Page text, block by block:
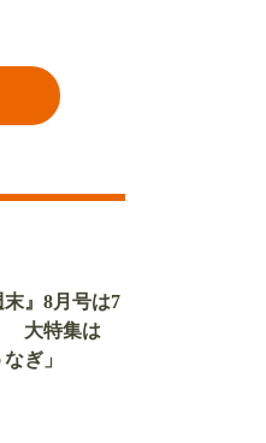
末』8月号は7
大特集は
ぎ」